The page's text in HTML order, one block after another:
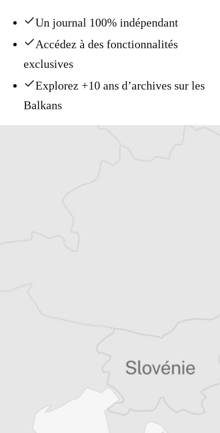
Un journal 100% indépendant
Accédez à des fonctionnalités
exclusives
Explorez +10 ans d’archives sur les
Balkans